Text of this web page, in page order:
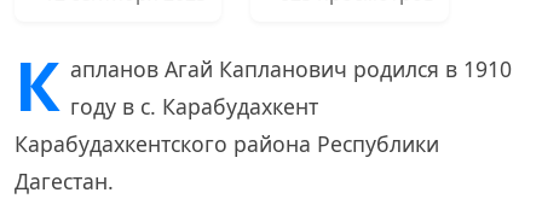
К апланов Агай Капланович родился в 1910
году в с. Карабудахкент
Карабудахкентского района Республики
Дагестан.